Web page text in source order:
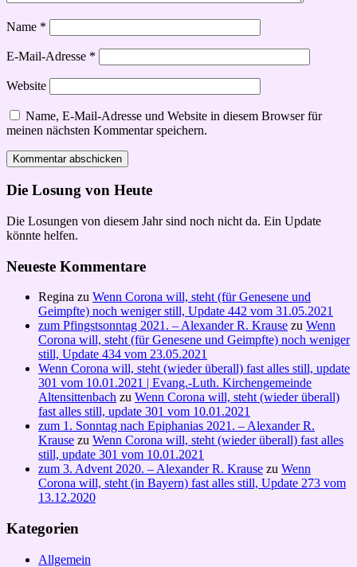
Name *
E-Mail-Adresse *
Website
Name, E-Mail-Adresse und Website in diesem Browser für
meinen nächsten Kommentar speichern.
Die Losung von Heute
Die Losungen von diesem Jahr sind noch nicht da. Ein Update
könnte helfen.
Neueste Kommentare
Regina zu Wenn Corona will, steht (für Genesene und
Geimpfte) noch weniger still, Update 442 vom 31.05.2021
zum Pfingstsonntag 2021. – Alexander R. Krause zu Wenn
Corona will, steht (für Genesene und Geimpfte) noch weniger
still, Update 434 vom 23.05.2021
Wenn Corona will, steht (wieder überall) fast alles still, update
301 vom 10.01.2021 | Evang.-Luth. Kirchengemeinde
Altensittenbach zu Wenn Corona will, steht (wieder überall)
fast alles still, update 301 vom 10.01.2021
zum 1. Sonntag nach Epiphanias 2021. – Alexander R.
Krause zu Wenn Corona will, steht (wieder überall) fast alles
still, update 301 vom 10.01.2021
zum 3. Advent 2020. – Alexander R. Krause zu Wenn
Corona will, steht (in Bayern) fast alles still, Update 273 vom
13.12.2020
Kategorien
Allgemein